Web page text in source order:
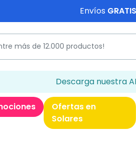
Envíos GRATIS
Descarga nuestra
Ofertas en
Solares